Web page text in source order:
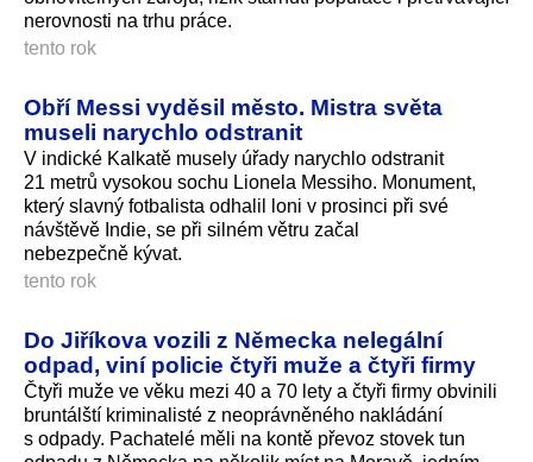
nerovnosti na trhu práce.
tento rok
Obří Messi vyděsil město. Mistra světa
museli narychlo odstranit
V indické Kalkatě musely úřady narychlo odstranit
21 metrů vysokou sochu Lionela Messiho. Monument,
který slavný fotbalista odhalil loni v prosinci při své
návštěvě Indie, se při silném větru začal
nebezpečně kývat.
tento rok
Do Jiříkova vozili z Německa nelegální
odpad, viní policie čtyři muže a čtyři firmy
Čtyři muže ve věku mezi 40 a 70 lety a čtyři firmy obvinili
bruntálští kriminalisté z neoprávněného nakládání
s odpady. Pachatelé měli na kontě převoz stovek tun